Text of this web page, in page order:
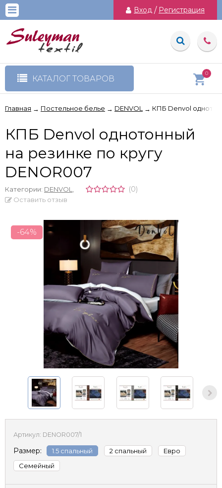
Вход / Регистрация
КАТАЛОГ ТОВАРОВ
0
Главная → Постельное белье → DENVOL → КПБ Denvol
КПБ Denvol однотонный
на резинке по кругу
DENOR007
Категории: DENVOL (0)
Оставить отзыв
-64%
Артикул: DENOR007/1
Размер: 1.5 спальный 2 спальный
Евро
Семейный